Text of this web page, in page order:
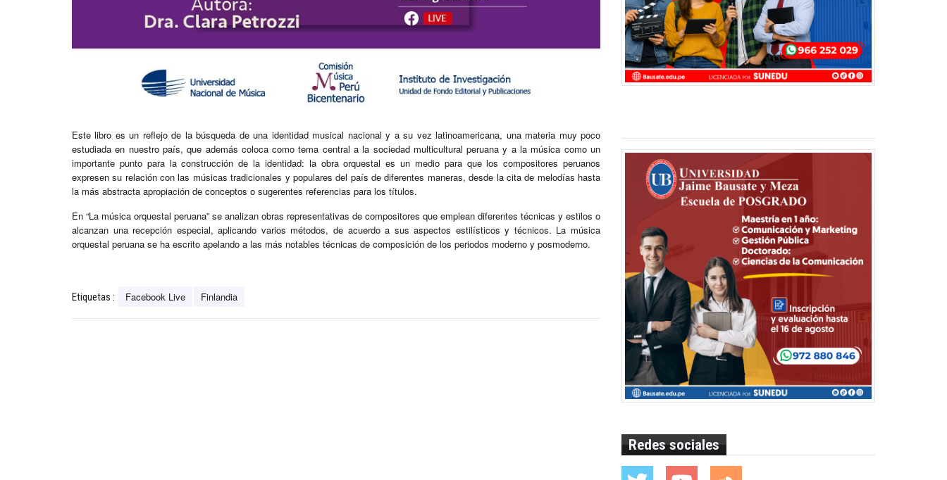
Este libro es un reflejo de la búsqueda de una identidad musical nacional y a su vez latinoamericana, una materia muy poco
estudiada en nuestro país, que además coloca como tema central a la sociedad multicultural peruana y a la música como un
importante punto para la construcción de la identidad: la obra orquestal es un medio para que los compositores peruanos
expresen su relación con las músicas tradicionales y populares del país de diferentes maneras, desde la cita de melodías hasta
la más abstracta apropiación de conceptos o sugerentes referencias para los títulos.
En “La música orquestal peruana” se analizan obras representativas de compositores que emplean diferentes técnicas y estilos o
alcanzan una recepción especial, aplicando varios métodos, de acuerdo a sus aspectos estilísticos y técnicos. La música
orquestal peruana se ha escrito apelando a las más notables técnicas de composición de los periodos moderno y posmoderno.
Etiquetas : Facebook Live Finlandia
Redes sociales